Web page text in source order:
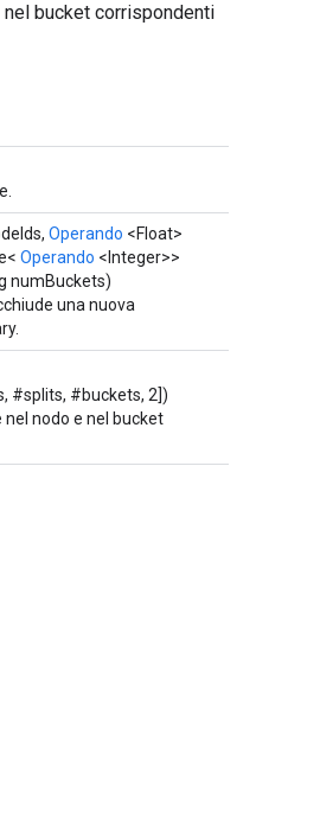
bucket corrispondenti
Operando <Float>
Operando <Integer>>
numBuckets)
una nuova
#splits, #buckets, 2])
nodo e nel bucket